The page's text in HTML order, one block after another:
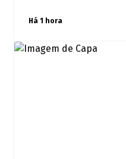
Há 1 hora